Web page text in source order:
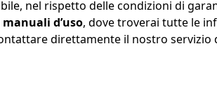
nel rispetto delle condizioni di
manuali d’uso, dove troverai tutte le
direttamente il nostro servizio